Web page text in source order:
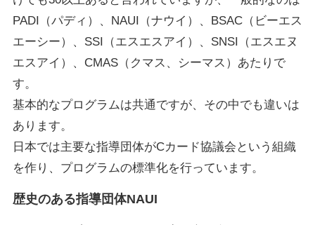
PADI（パディ）、NAUI（ナウイ）、BSAC（ビーエス
エーシー）、SSI（エスエスアイ）、SNSI（エスエヌ
エスアイ）、CMAS（クマス、シーマス）あたりで
す。
基本的なプログラムは共通ですが、その中でも違いは
あります。
日本では主要な指導団体がCカード協議会という組織
を作り、プログラムの標準化を行っています。
歴史のある指導団体NAUI